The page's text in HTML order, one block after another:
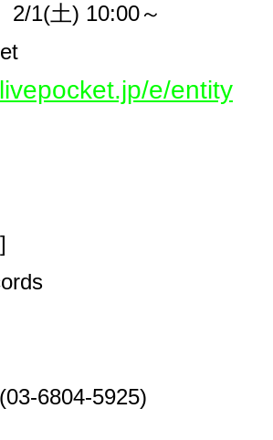
2/1(土) 10:00～
e/entity
]
6804-5925)